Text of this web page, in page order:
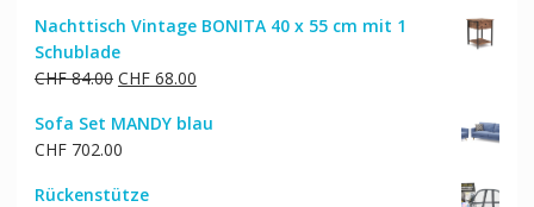
war:
ist:
Nachttisch Vintage BONITA 40 x 55 cm mit 1
Schublade
CHF84.00 Ursprünglicher
war:
CHF 84.00
CHF68.00Aktueller
ist:
Sofa Set MANDY blau
CHF702.00
Rückenstütze